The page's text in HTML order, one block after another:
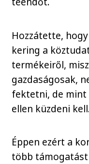
Hozzátette,
kering a
termékeiről,
gazdaságosak,
fektetni, de mint
ellen küzdeni
Éppen ezért a
több